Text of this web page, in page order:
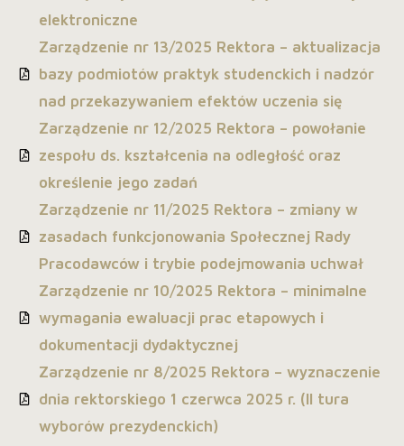
elektroniczne
Zarządzenie nr 13/2025 Rektora – aktualizacja
bazy podmiotów praktyk studenckich i nadzór
nad przekazywaniem efektów uczenia się
Zarządzenie nr 12/2025 Rektora – powołanie
zespołu ds. kształcenia na odległość oraz
określenie jego zadań
Zarządzenie nr 11/2025 Rektora – zmiany w
zasadach funkcjonowania Społecznej Rady
Pracodawców i trybie podejmowania uchwał
Zarządzenie nr 10/2025 Rektora – minimalne
wymagania ewaluacji prac etapowych i
dokumentacji dydaktycznej
Zarządzenie nr 8/2025 Rektora – wyznaczenie
dnia rektorskiego 1 czerwca 2025 r. (II tura
wyborów prezydenckich)